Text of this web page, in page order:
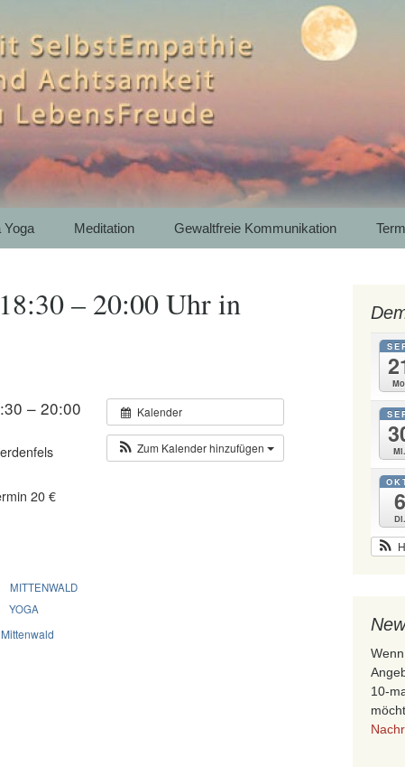
Yoga Meditation Gewaltfreie Kommunikation
– 20:00 Uhr in
Kalender
Zum Kalender hinzufügen
– 20:00
20 €
MITTENWALD
YOGA
Mittenwald
Mi.
6
Di.
10-